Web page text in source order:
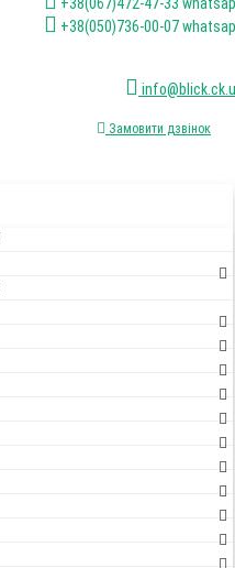
+38(050)736-00-07
Замовити дзвінок